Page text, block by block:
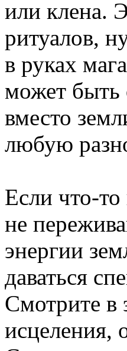
или клена.
ритуалов,
в руках
может быть
вместо
любую
Если что-то
не
энергии
даваться
Смотрите в
исцеления,